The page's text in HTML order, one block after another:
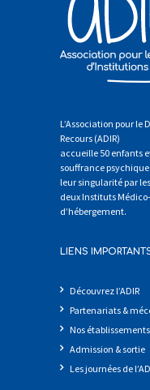
L’Association pour le
Recours (ADIR)
accueille 50 enfants
souffrance
leur singularité par
deux Instituts
d’hébergement.
LIENS
Découvrez l’ADIR
Partenariats &
Nos établissements
Admission & sortie
Les journées de